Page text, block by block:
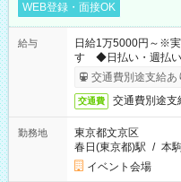
WEB登録・面接OK
給与
日給1万5000円～※
す ◆日払い・週払い
も異なります
交通費別途支給あ
交通費 交通費別途支
勤務地
東京都文京区
春日(東京都)駅 / 本
イベント会場